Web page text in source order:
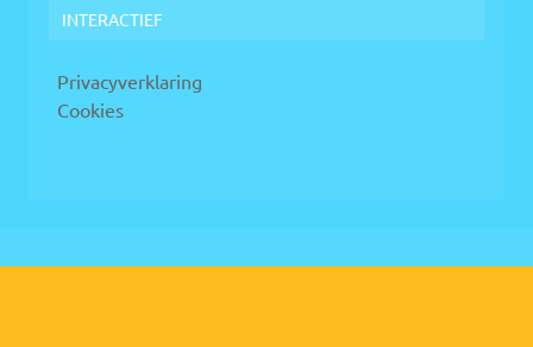
INTERACTIEF
Privacyverklaring
Cookies